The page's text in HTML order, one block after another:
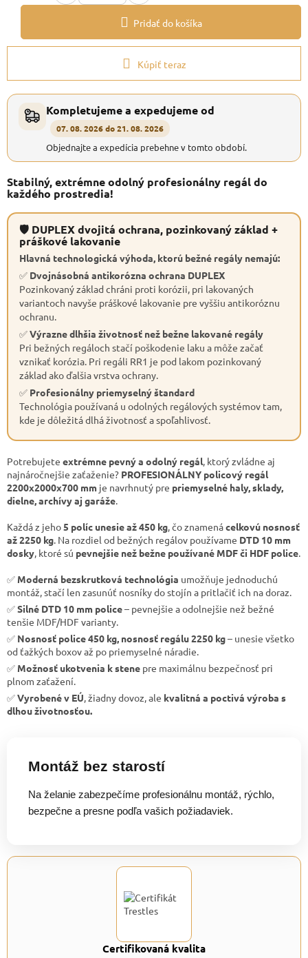
Pridať do košíka
Kúpiť teraz
Kompletujeme a expedujeme od
07. 08. 2026 do 21. 08. 2026
Objednajte a expedícia prebehne v tomto období.
Stabilný, extrémne odolný profesionálny regál do
každého prostredia!
🛡 DUPLEX dvojitá ochrana, pozinkovaný základ +
práškové lakovanie
Hlavná technologická výhoda, ktorú bežné regály nemajú:
✅ Dvojnásobná antikorózna ochrana DUPLEX
Pozinkovaný základ chráni proti korózii, pri lakovaných
variantoch navyše práškové lakovanie pre vyššiu antikoróznu
ochranu.
✅Výrazne dlhšia životnosť než bežne lakované regály
Pri bežných regáloch stačí poškodenie laku a môže začať
vznikať korózia. Pri regáli RR1 je pod lakom pozinkovaný
základ ako ďalšia vrstva ochrany.
✅ Profesionálny priemyselný štandard
Technológia používaná u odolných regálových systémov tam,
kde je dôležitá dlhá životnosť a spoľahlivosť.
Potrebujete extrémne pevný a odolný regál , ktorý zvládne aj
najnáročnejšie zaťaženie? PROFESIONÁLNY policový regál
2200x2000x700 mm je navrhnutý pre priemyselné haly, sklady,
dielne, archívy aj garáže
Každá z jeho 5 políc unesie až 450 kg , čo znamenácelkovú nosnosť
až 2250 kg . Na rozdiel od bežných regálov používame DTD 10 mm
dosky , ktoré sú pevnejšie než bežne používané MDF či HDF police
✅ Moderná bezskrutková technológia umožňuje jednoduchú
montáž, stačí len zasunúť nosníky do stojín a pritlačiť ich na doraz.
✅Silné DTD 10 mm police– pevnejšie a odolnejšie než bežné
tenšie MDF/HDF varianty.
✅ Nosnosť police 450 kg, nosnosť regálu 2250 kg– unesie všetko
od ťažkých boxov až po priemyselné náradie.
✅ Možnosť ukotvenia k stene pre maximálnu bezpečnosť pri
plnom zaťažení.
✅Vyrobené v EÚ , žiadny dovoz, ale kvalitná a poctivá výroba s
dlhou životnosťou.
Montáž bez starostí
Na želanie zabezpečíme profesionálnu montáž, rýchlo,
bezpečne a presne podľa vašich požiadaviek.
Certifikovaná kvalita